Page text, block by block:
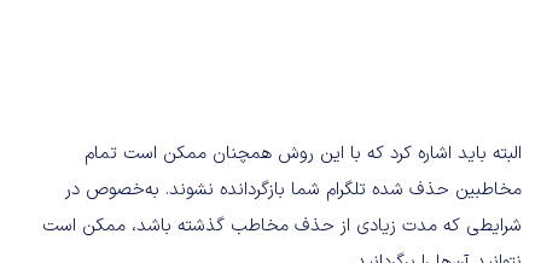
البته باید اشاره کرد که با این روش همچنان ممکن است تمام
مخاطبین‌ حذف شده تلگرام شما بازگردانده نشوند. به‌خصوص در
شرایطی که مدت زیادی از حذف مخاطب گذشته باشد، ممکن است